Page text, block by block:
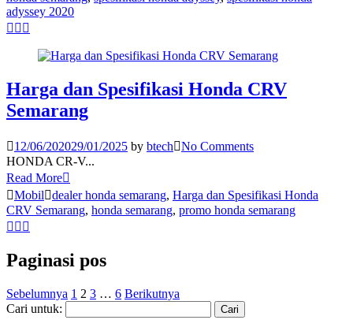
adyssey 2020
Harga dan Spesifikasi Honda CRV
Semarang
12/06/202029/01/2025 by btech
No Comments
HONDA CR-V...
Read More
Mobil
dealer honda semarang, Harga dan Spesifikasi Honda
CRV Semarang, honda semarang, promo honda semarang
Paginasi pos
Sebelumnya 1 2 3 … 6 Berikutnya
Cari untuk: